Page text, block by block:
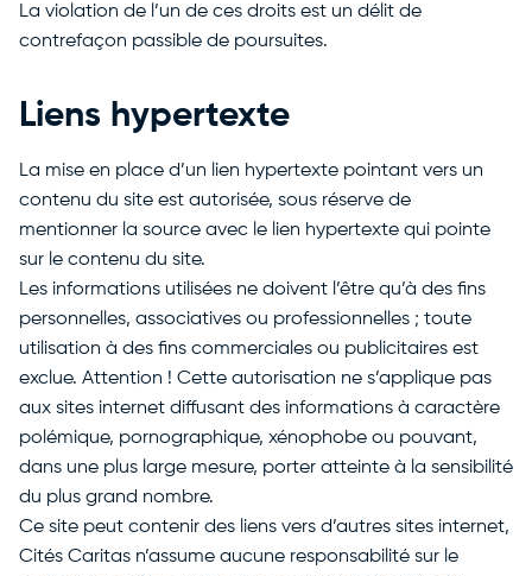
La violation de l’un de ces droits est un délit de
contrefaçon passible de poursuites.
Liens hypertexte
La mise en place d’un lien hypertexte pointant vers un
contenu du site est autorisée, sous réserve de
mentionner la source avec le lien hypertexte qui pointe
sur le contenu du site.
Les informations utilisées ne doivent l’être qu’à des fins
personnelles, associatives ou professionnelles ; toute
utilisation à des fins commerciales ou publicitaires est
exclue. Attention ! Cette autorisation ne s’applique pas
aux sites internet diffusant des informations à caractère
polémique, pornographique, xénophobe ou pouvant,
dans une plus large mesure, porter atteinte à la sensibilité
du plus grand nombre.
Ce site peut contenir des liens vers d’autres sites internet,
Cités Caritas n’assume aucune responsabilité sur le